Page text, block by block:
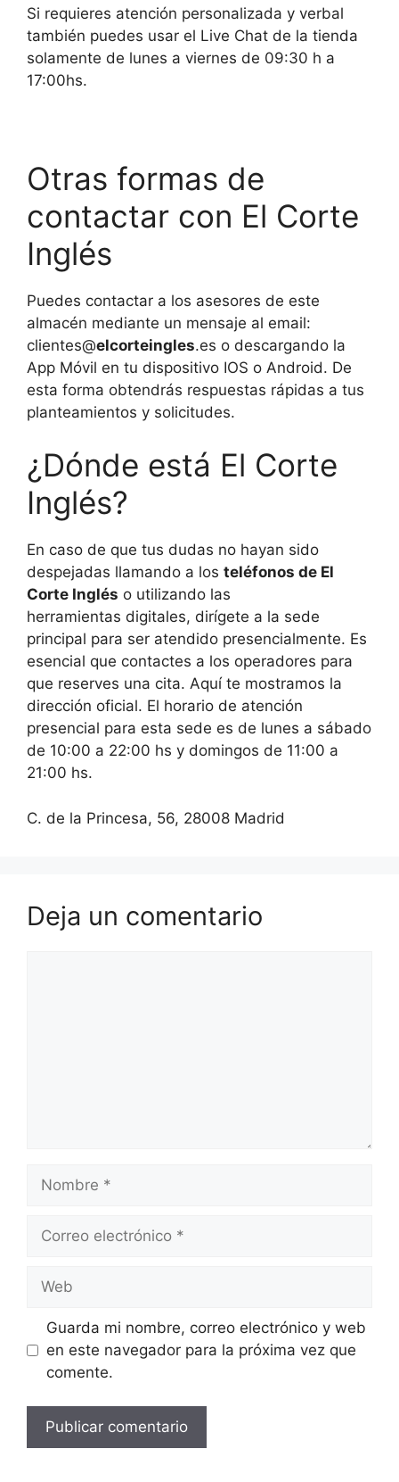
Si requieres atención personalizada y verbal
también puedes usar el Live Chat de la tienda
solamente de lunes a viernes de 09:30 h a
17:00hs.
Otras formas de
contactar con El Corte
Inglés
Puedes contactar a los asesores de este
almacén mediante un mensaje al email:
clientes@elcorteingles.es o descargando la
App Móvil en tu dispositivo IOS o Android. De
esta forma obtendrás respuestas rápidas a tus
planteamientos y solicitudes.
¿Dónde está El Corte
Inglés?
En caso de que tus dudas no hayan sido
despejadas llamando a los teléfonos de El
Corte Inglés o utilizando las
herramientas digitales, dirígete a la sede
principal para ser atendido presencialmente. Es
esencial que contactes a los operadores para
que reserves una cita. Aquí te mostramos la
dirección oficial. El horario de atención
presencial para esta sede es de lunes a sábado
de 10:00 a 22:00 hs y domingos de 11:00 a
21:00 hs.
C. de la Princesa, 56, 28008 Madrid
Deja un comentario
electrónico
Guarda mi nombre, correo electrónico y web
en este navegador para la próxima vez que
comente.